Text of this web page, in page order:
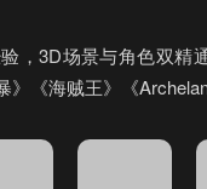
，3D场景与角色双精
《海贼王》《